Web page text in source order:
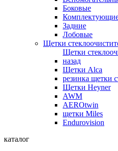
Боковые
Комплектующие
Задние
Лобовые
Щетки
Щетки
назад
Щетки Alca
резинка щетки
Щетки Heyner
AWM
AEROtwin
щетки Miles
Endurovision
каталог